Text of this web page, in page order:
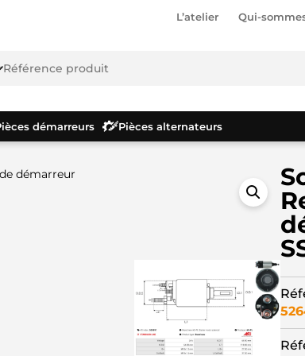
L’atelier Qui-
démarreurs Pièces alternateurs
démarreur